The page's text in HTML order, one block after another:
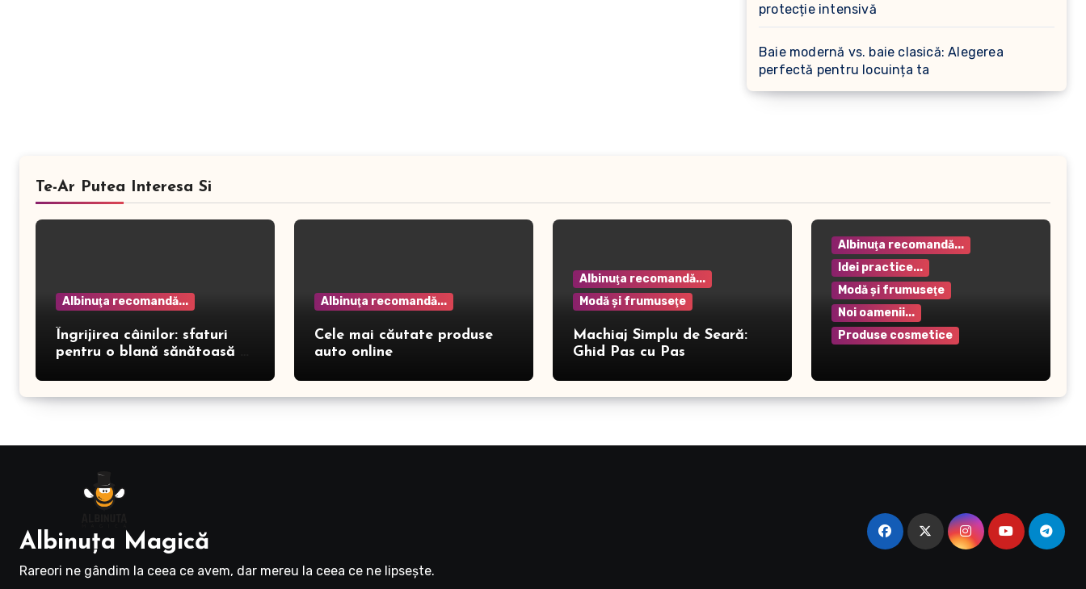
protecție intensivă
Baie modernă vs. baie clasică: Alegerea
perfectă pentru locuința ta
Te-Ar Putea Interesa Si
Albinuţa recomandă...
Îngrijirea câinilor: sfaturi
pentru o blană sănătoasă și
Albinuţa recomandă...
Cele mai căutate produse
auto online
Albinuţa recomandă...
Modă şi frumuseţe
Machiaj Simplu de Seară:
Ghid Pas cu Pas
Albinuţa recomandă...
Idei practice...
Modă şi frumuseţe
Noi oamenii...
Produse cosmetice
– Hidratare și protecție
intensivă
Albinuţa Magică
Rareori ne gândim la ceea ce avem, dar mereu la ceea ce ne lipseşte.